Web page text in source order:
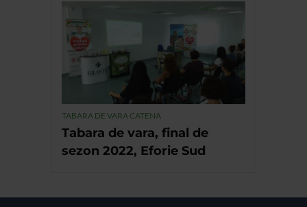
TABARA DE VARA CATENA
Tabara de vara, final de
sezon 2022, Eforie Sud